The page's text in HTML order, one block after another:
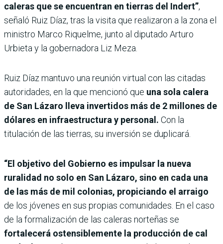
caleras que se encuentran en tierras del Indert”,
señaló Ruiz Díaz, tras la visita que realizaron a la zona el
ministro Marco Riquelme, junto al diputado Arturo
Urbieta y la gobernadora Liz Meza.
Ruiz Díaz mantuvo una reunión virtual con las citadas
autoridades, en la que mencionó que una sola calera
de San Lázaro lleva invertidos más de 2 millones de
dólares en infraestructura y personal. Con la
titulación de las tierras, su inversión se duplicará.
“El objetivo del Gobierno es impulsar la nueva
ruralidad no solo en San Lázaro, sino en cada una
de las más de mil colonias, propiciando el arraigo
de los jóvenes en sus propias comunidades. En el caso
de la formalización de las caleras norteñas se
fortalecerá ostensiblemente la producción de cal